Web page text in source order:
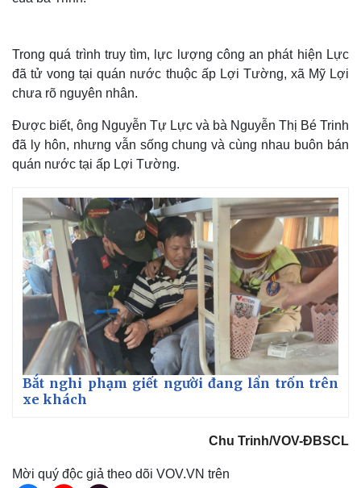
Kinh tế
Bất động sản
Khởi nghiệp
Thị trường
Giá vàng
Tiêu dùng
Giá cà phê
Trong quá trình truy tìm, lực lượng công an phát hiện Lực
đã tử vong tại quán nước thuộc ấp Lợi Tường, xã Mỹ Lợi
chưa rõ nguyên nhân.
Được biết, ông Nguyễn Tự Lực và bà Nguyễn Thị Bé Trinh
đã ly hôn, nhưng vẫn sống chung và cùng nhau buôn bán
quán nước tại ấp Lợi Tường.
Bắt nghi phạm giết người đang lẩn trốn trên
xe khách
Chu Trinh/VOV-ĐBSCL
Mời quý độc giả theo dõi VOV.VN trên